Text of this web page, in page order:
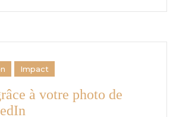
Impact
à votre photo de